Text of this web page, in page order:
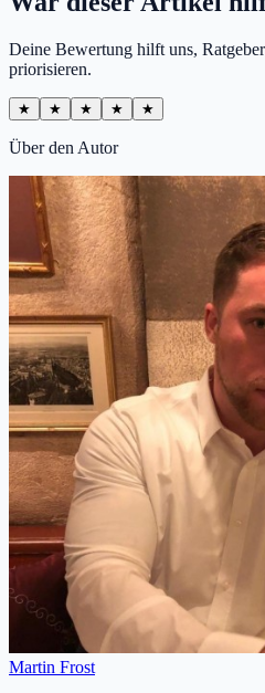
Deine Bewertung hilft uns,
priorisieren.
★ ★ ★ ★ ★
Über den Autor
Martin Frost